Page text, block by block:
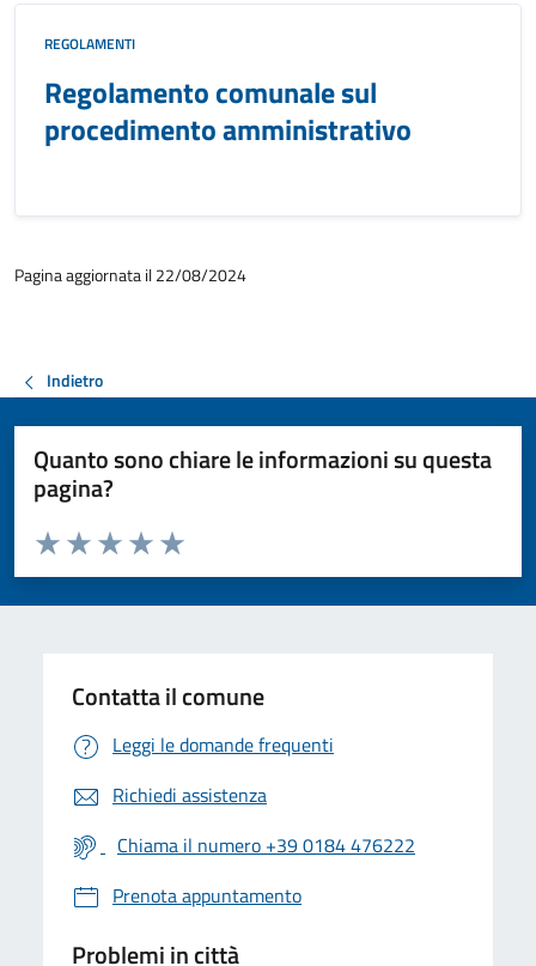
REGOLAMENTI
Regolamento comunale sul
procedimento amministrativo
Pagina aggiornata il 22/08/2024
Indietro
Quanto sono chiare le informazioni su questa
pagina?
Valuta da 1 a 5 stelle la pagina
Valuta 5 stelle su 5
Valuta 4 stelle su 5
Valuta 3 stelle su 5
Valuta 2 stelle su 5
Valuta 1 stelle su 5
Contatta il comune
Leggi le domande frequenti
Richiedi assistenza
Chiama il numero +39 0184 476222
Prenota appuntamento
Problemi in città